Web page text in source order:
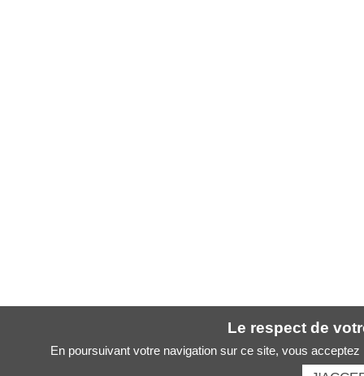
Le respect de
En poursuivant votre navigation sur ce site, vous